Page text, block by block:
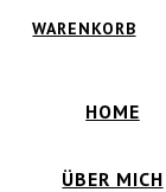
WARENKORB
HOME
ÜBER MICH